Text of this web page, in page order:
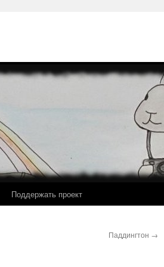
Поддержать проект
Паддингтон →